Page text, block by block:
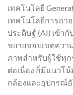
เทคโนโลยี
เทคโนโลยีการถ่
ประดิษฐ์ (AI) เข้า
ขยายขอบเขตคว
ภาพสำหรับผู้ใช้ทุ
ต่อเนื่อง ก็มีแนวโ
กล้องและอุปกรณ์